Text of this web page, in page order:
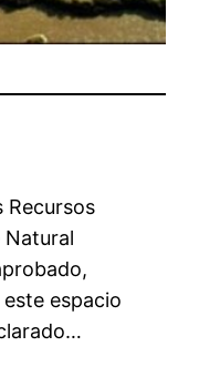
Recursos
Natural
espacio